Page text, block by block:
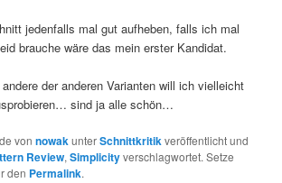
jedenfalls mal gut aufheben, falls ich mal
brauche wäre das mein erster Kandidat.
der anderen Varianten will ich vielleicht
sind ja alle schön…
vonnowakunterSchnittkritikveröffentlicht und
Review,Simplicityverschlagwortet. Setze
den Permalink.